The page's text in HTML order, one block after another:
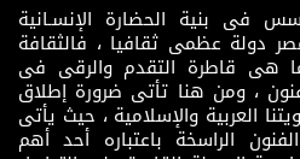
فى بنية الحضارة الإنسـانية
دولة عظمى ثقافيا ، فالثقافة
هى قاطرة التقدم والرقى فى
، ومن هنا تأتى ضرورة إطلاق
العربية والإسلامية ، حيث يأتى
الراسخة باعتباره أحد أهم